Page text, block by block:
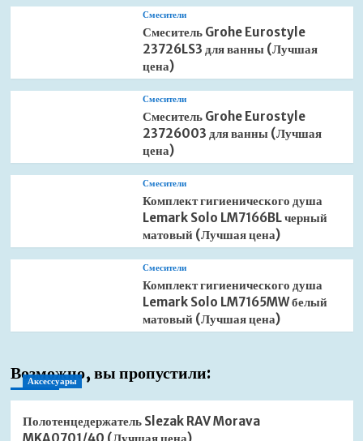
Смесители
Смеситель Grohe Eurostyle
23726LS3 для ванны (Лучшая
цена)
Смесители
Смеситель Grohe Eurostyle
23726003 для ванны (Лучшая
цена)
Смесители
Комплект гигиенического душа
Lemark Solo LM7166BL черный
матовый (Лучшая цена)
Смесители
Комплект гигиенического душа
Lemark Solo LM7165MW белый
матовый (Лучшая цена)
Возможно, вы пропустили:
Аксессуары
Полотенцедержатель Slezak RAV Morava